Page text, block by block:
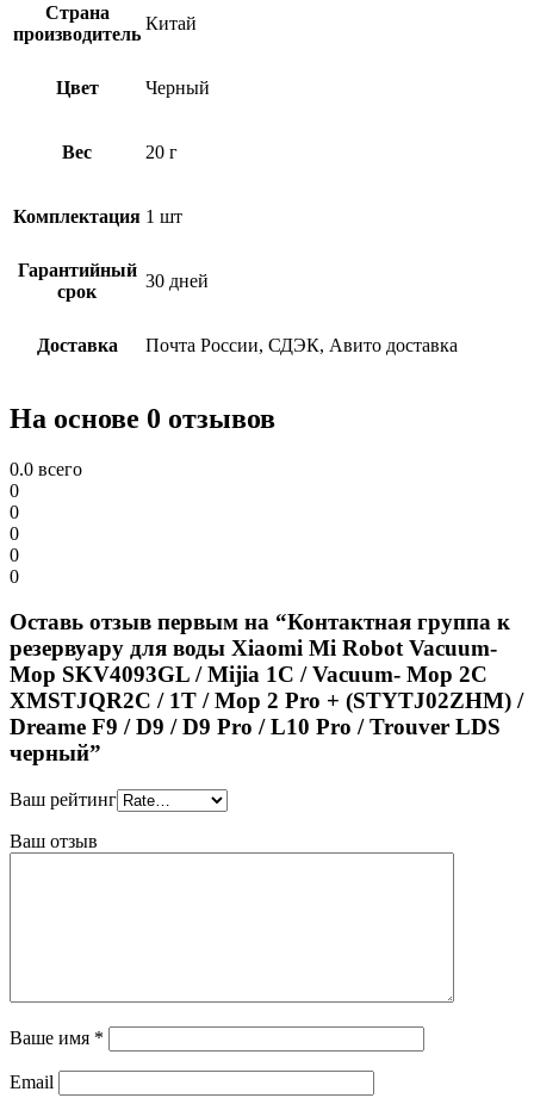
Страна
производитель
Китай
Цвет Черный
Вес 20 г
Комплектация 1 шт
Гарантийный
срок
30 дней
Доставка Почта России, СДЭК, Авито доставка
На основе 0 отзывов
0.0 всего
0
0
0
0
0
Оставь отзыв первым на “Контактная группа к
резервуару для воды Xiaomi Mi Robot Vacuum-
Mop SKV4093GL / Mijia 1C / Vacuum- Mop 2C
XMSTJQR2C / 1T / Mop 2 Pro + (STYTJ02ZHM) /
Dreame F9 / D9 / D9 Pro / L10 Pro / Trouver LDS
черный”
Ваш рейтинг
Ваш отзыв
Ваше имя *
Email